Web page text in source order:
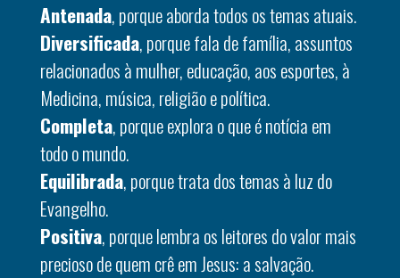
Antenada, porque aborda todos os temas atuais.
Diversificada, porque fala de família, assuntos
relacionados à mulher, educação, aos esportes, à
Medicina, música, religião e política.
Completa, porque explora o que é notícia em
todo o mundo.
Equilibrada, porque trata dos temas à luz do
Evangelho.
Positiva, porque lembra os leitores do valor mais
precioso de quem crê em Jesus: a salvação.